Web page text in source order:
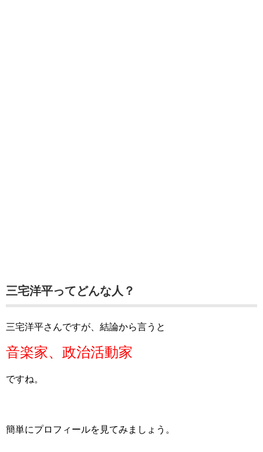
三宅洋平ってどんな人？
三宅洋平さんですが、結論から言うと
音楽家、政治活動家
ですね。
簡単にプロフィールを見てみましょう。